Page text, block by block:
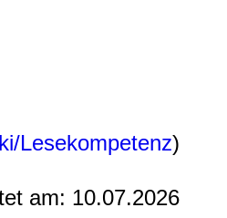
Lesekompetenz)
am: 10.07.2026